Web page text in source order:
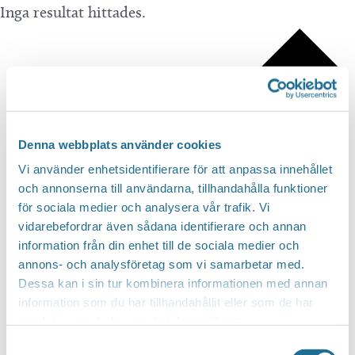
Denna webbplats använder cookies
Vi använder enhetsidentifierare för att anpassa innehållet
och annonserna till användarna, tillhandahålla funktioner
för sociala medier och analysera vår trafik. Vi
vidarebefordrar även sådana identifierare och annan
information från din enhet till de sociala medier och
annons- och analysföretag som vi samarbetar med.
Dessa kan i sin tur kombinera informationen med annan
information som du har tillhandahållit eller som de har
Inga resultat hittades.